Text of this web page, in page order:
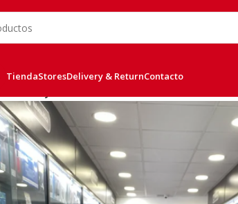
TiendaStoresDelivery & ReturnContacto